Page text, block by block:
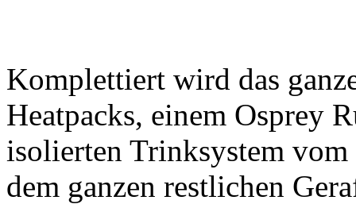
Komplettiert wird das
Heatpacks, einem Osprey
isolierten Trinksystem
dem ganzen restlichen